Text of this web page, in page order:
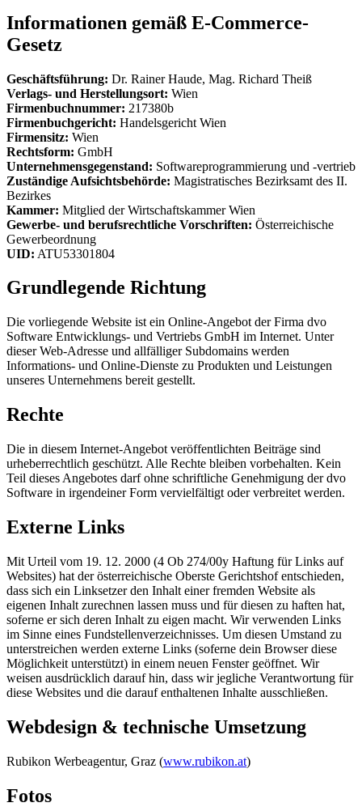
Informationen gemäß E-Commerce-
Gesetz
Geschäftsführung: Dr. Rainer Haude, Mag. Richard Theiß
Verlags- und Herstellungsort: Wien
Firmenbuchnummer: 217380b
Firmenbuchgericht: Handelsgericht Wien
Firmensitz: Wien
Rechtsform: GmbH
Unternehmensgegenstand: Softwareprogrammierung und -vertrieb
Zuständige Aufsichtsbehörde: Magistratisches Bezirksamt des II.
Bezirkes
Kammer: Mitglied der Wirtschaftskammer Wien
Gewerbe- und berufsrechtliche Vorschriften: Österreichische
Gewerbeordnung
UID: ATU53301804
Grundlegende Richtung
Die vorliegende Website ist ein Online-Angebot der Firma dvo
Software Entwicklungs- und Vertriebs GmbH im Internet. Unter
dieser Web-Adresse und allfälliger Subdomains werden
Informations- und Online-Dienste zu Produkten und Leistungen
unseres Unternehmens bereit gestellt.
Rechte
Die in diesem Internet-Angebot veröffentlichten Beiträge sind
urheberrechtlich geschützt. Alle Rechte bleiben vorbehalten. Kein
Teil dieses Angebotes darf ohne schriftliche Genehmigung der dvo
Software in irgendeiner Form vervielfältigt oder verbreitet werden.
Externe Links
Mit Urteil vom 19. 12. 2000 (4 Ob 274/00y Haftung für Links auf
Websites) hat der österreichische Oberste Gerichtshof entschieden,
dass sich ein Linksetzer den Inhalt einer fremden Website als
eigenen Inhalt zurechnen lassen muss und für diesen zu haften hat,
soferne er sich deren Inhalt zu eigen macht. Wir verwenden Links
im Sinne eines Fundstellenverzeichnisses. Um diesen Umstand zu
unterstreichen werden externe Links (soferne dein Browser diese
Möglichkeit unterstützt) in einem neuen Fenster geöffnet. Wir
weisen ausdrücklich darauf hin, dass wir jegliche Verantwortung für
diese Websites und die darauf enthaltenen Inhalte ausschließen.
Webdesign & technische Umsetzung
Rubikon Werbeagentur, Graz (www.rubikon.at)
Fotos